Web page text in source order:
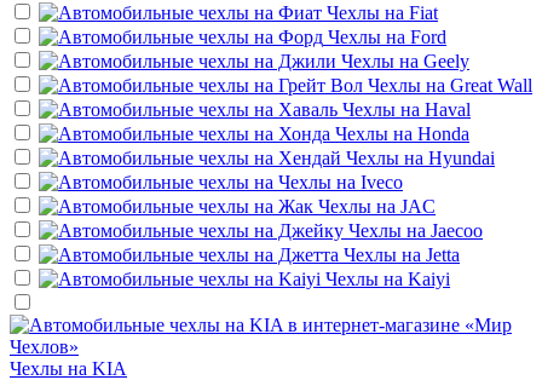
Чехлы на Fiat
Чехлы на Ford
Чехлы на Geely
Чехлы на Great Wall
Чехлы на Haval
Чехлы на Honda
Чехлы на Hyundai
Чехлы на Iveco
Чехлы на JAC
Чехлы на Jaecoo
Чехлы на Jetta
Чехлы на Kaiyi
Чехлы на KIA